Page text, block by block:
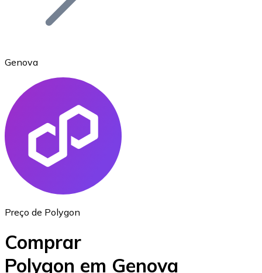
Ethereum
Genova
Preço de Polygon
Comprar
Polygon em Genova